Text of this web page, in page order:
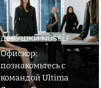
ДЕВУШКИ NUSELF
Офискор:
познакомьтесь с
командой Ultima